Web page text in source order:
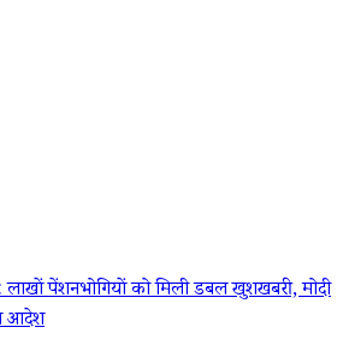
पेंशनभोगियों को मिली डबल खुशखबरी, मोदी
आदेश